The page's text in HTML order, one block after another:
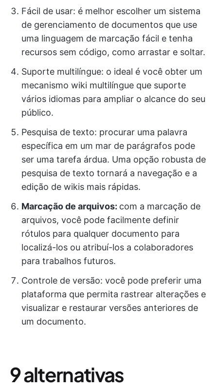
Fácil de usar: é melhor escolher um sistema
de gerenciamento de documentos que use
uma linguagem de marcação fácil e tenha
recursos sem código, como arrastar e soltar.
Suporte multilíngue: o ideal é você obter um
mecanismo wiki multilíngue que suporte
vários idiomas para ampliar o alcance do seu
público.
Pesquisa de texto: procurar uma palavra
específica em um mar de parágrafos pode
ser uma tarefa árdua. Uma opção robusta de
pesquisa de texto tornará a navegação e a
edição de wikis mais rápidas.
Marcação de arquivos: com a marcação de
arquivos, você pode facilmente definir
rótulos para qualquer documento para
localizá-los ou atribuí-los a colaboradores
para trabalhos futuros.
Controle de versão: você pode preferir uma
plataforma que permita rastrear alterações e
visualizar e restaurar versões anteriores de
um documento.
9 alternativas